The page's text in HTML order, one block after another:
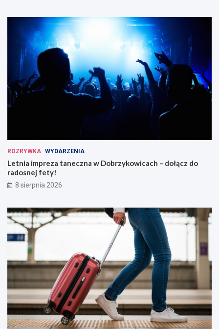
ROZRYWKA WYDARZENIA
Letnia impreza taneczna w Dobrzykowicach – dołącz do
radosnej fety!
8 sierpnia 2026